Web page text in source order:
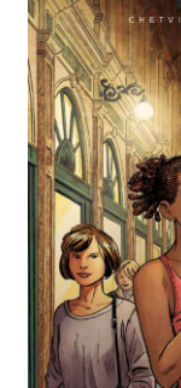
Il mio account